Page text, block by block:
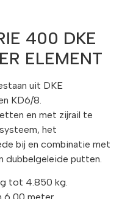
400 DKE
ELEMENT
uit DKE
KD6/8.
en met zijrail te
het
bij en combinatie met
dubbelgeleide putten.
tot 4.850 kg.